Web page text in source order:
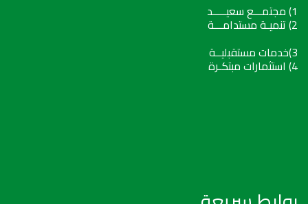
1) مجتمـــع سعيـــــد
2) تنميـة مستدامـــة
3)خدمات مستقبليــة
4) استثمارات مبتكـرة